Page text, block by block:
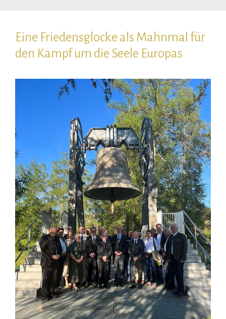
Eine Friedensglocke als Mahnmal für
den Kampf um die Seele Europas